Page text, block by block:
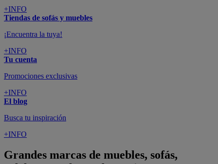
+INFO
Tiendas de sofás y muebles
¡Encuentra la tuya!
+INFO
Tu cuenta
Promociones exclusivas
+INFO
El blog
Busca tu inspiración
+INFO
Grandes marcas de muebles, sofás,